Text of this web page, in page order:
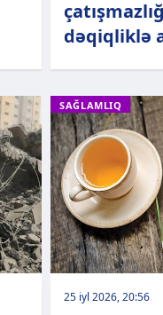
dəqiqliklə
SAĞLAMLIQ
25 iyl 2026, 20:56